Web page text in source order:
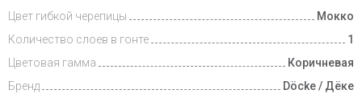
Цвет гибкой черепицы
Мокко
Количество слоев в гонте
1
Цветовая гамма
Коричневая
Бренд
Döcke / Дёке